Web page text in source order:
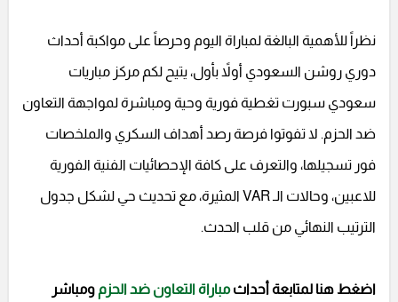
نظراً للأهمية البالغة لمباراة اليوم وحرصاً على مواكبة أحداث
دوري روشن السعودي أولاً بأول، يتيح لكم مركز مباريات
سعودي سبورت تغطية فورية وحية ومباشرة لمواجهة التعاون
ضد الحزم. لا تفوتوا فرصة رصد أهداف السكري والملخصات
فور تسجيلها، والتعرف على كافة الإحصائيات الفنية الفورية
للاعبين، وحالات الـ VAR المثيرة، مع تحديث حي لشكل جدول
الترتيب النهائي من قلب الحدث.
اضغط هنا لمتابعة أحداثمباراة التعاون ضد الحزم ومباشر